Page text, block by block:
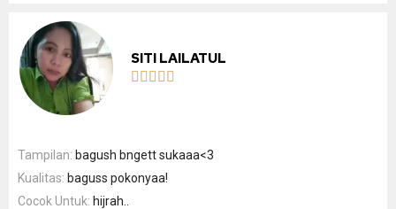
SITI LAILATUL
    
Tampilan: bagush bngett sukaaa<3
Kualitas: baguss pokonyaa!
Cocok Untuk: hijrah..